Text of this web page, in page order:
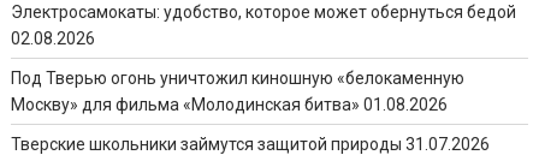
Электросамокаты: удобство, которое может обернуться бедой
02.08.2026
Под Тверью огонь уничтожил киношную «белокаменную
Москву» для фильма «Молодинская битва» 01.08.2026
Тверские школьники займутся защитой природы 31.07.2026